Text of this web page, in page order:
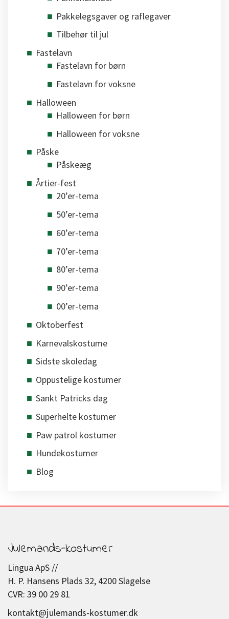
Pakkelegsgaver og raflegaver
Tilbehør til jul
Fastelavn
Fastelavn for børn
Fastelavn for voksne
Halloween
Halloween for børn
Halloween for voksne
Påske
Påskeæg
Årtier-fest
20’er-tema
50’er-tema
60’er-tema
70’er-tema
80’er-tema
90’er-tema
00’er-tema
Oktoberfest
Karnevalskostume
Sidste skoledag
Oppustelige kostumer
Sankt Patricks dag
Superhelte kostumer
Paw patrol kostumer
Hundekostumer
Blog
Julemands-kostumer
Lingua ApS //
H. P. Hansens Plads 32, 4200 Slagelse
CVR: 39 00 29 81
kontakt@julemands-kostumer.dk